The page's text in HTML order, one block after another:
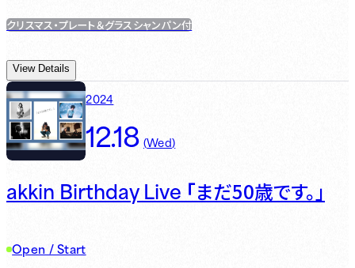
クリスマス・プレート＆グラスシャンパン付
View Details
2024
12.18 (Wed)
akkin Birthday Live 「まだ50歳です。」
Open / Start